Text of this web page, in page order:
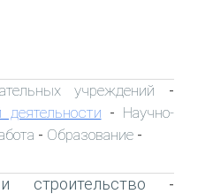
учреждений -
деятельности - Научно-
- Образование -
строительство -